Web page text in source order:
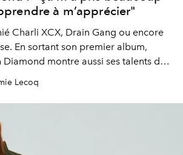
à m’apprécier"
Charli XCX, Drain Gang ou encore
En sortant son premier album,
Diamond montre aussi ses talents de
pop et passe de l’autre côté du miroir.
Lecoq